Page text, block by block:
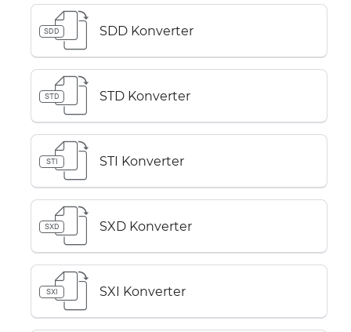
SDD SDD Konverter
STD STD Konverter
STI STI Konverter
SXD SXD Konverter
SXI SXI Konverter